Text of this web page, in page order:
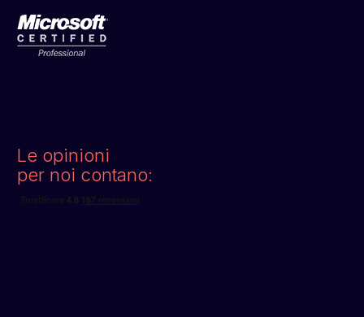
Le opinioni
per noi contano: